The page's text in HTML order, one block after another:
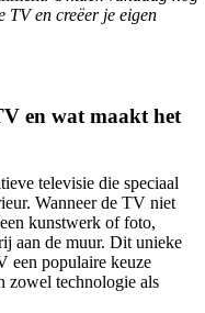
TV en creëer je eigen
en wat maakt het
televisie die speciaal
Wanneer de TV niet
kunstwerk of foto,
aan de muur. Dit unieke
een populaire keuze
zowel technologie als